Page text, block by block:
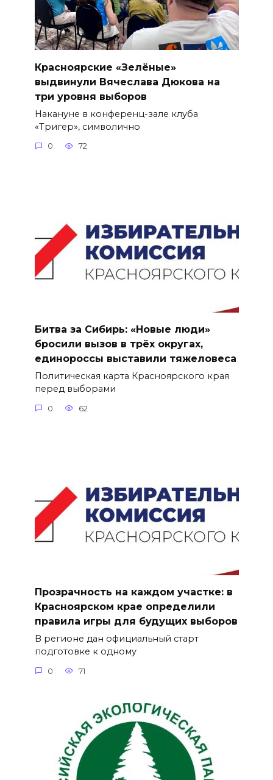
Красноярские «Зелёные»
выдвинули Вячеслава Дюкова на
три уровня выборов
Накануне в конференц-зале клуба
«Тригер», символично
0 72
Битва за Сибирь: «Новые люди»
бросили вызов в трёх округах,
единороссы выставили тяжеловеса
Политическая карта Красноярского края
перед выборами
0 62
Прозрачность на каждом участке: в
Красноярском крае определили
правила игры для будущих выборов
В регионе дан официальный старт
подготовке к одному
0 71